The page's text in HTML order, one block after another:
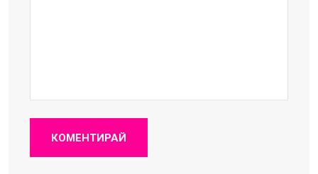
КОМЕНТИРАЙ